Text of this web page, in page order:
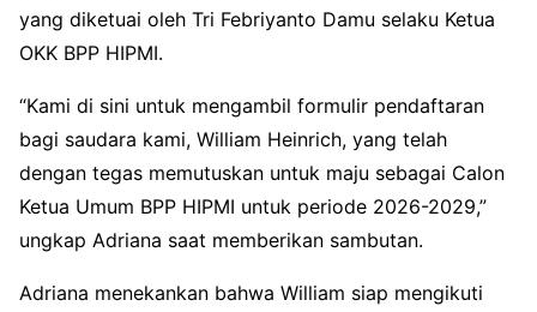
yang diketuai oleh Tri Febriyanto Damu selaku Ketua
OKK BPP HIPMI.
“Kami di sini untuk mengambil formulir pendaftaran
bagi saudara kami, William Heinrich, yang telah
dengan tegas memutuskan untuk maju sebagai Calon
Ketua Umum BPP HIPMI untuk periode 2026-2029,”
ungkap Adriana saat memberikan sambutan.
Adriana menekankan bahwa William siap mengikuti